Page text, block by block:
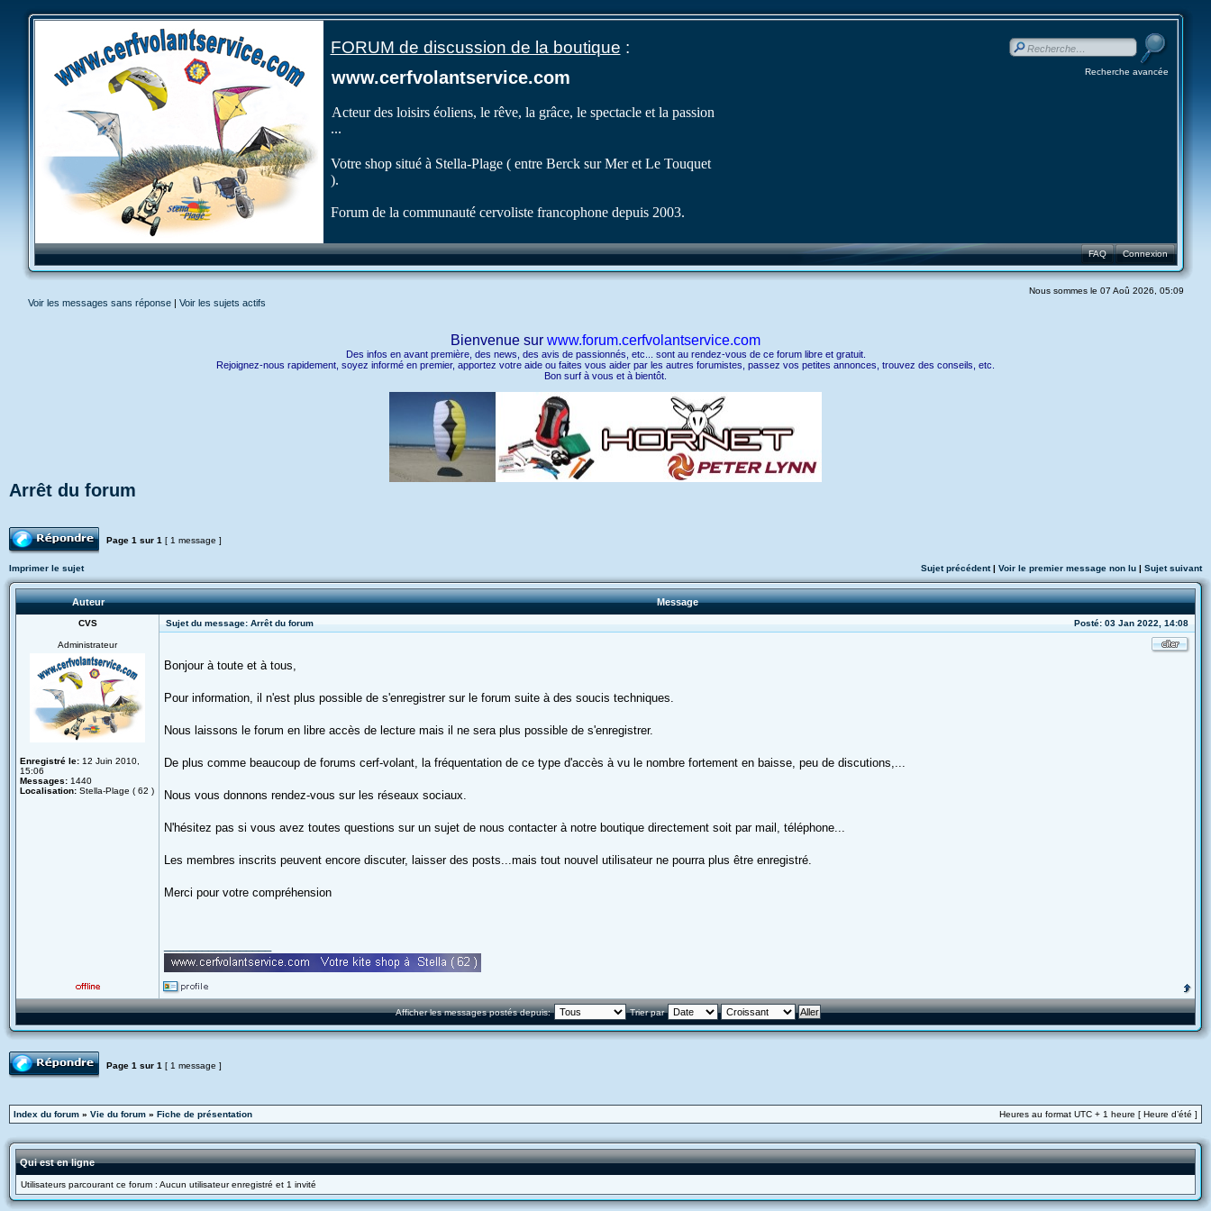
FORUM de discussion de la boutique :
www.cerfvolantservice.com
Acteur des loisirs éoliens, le rêve, la grâce, le spectacle et la passion
...
Votre shop situé à Stella-Plage ( entre Berck sur Mer et Le Touquet
).
Forum de la communauté cervoliste francophone depuis 2003.
Recherche avancée
Connexion
FAQ
Nous sommes le 07 Aoû 2026, 05:09
Voir les messages sans réponse| Voir les sujets actifs
Bienvenue sur www.forum.cerfvolantservice.com
Des infos en avant première, des news, des avis de passionnés, etc... sont au rendez-vous de ce forum libre et gratuit.
Rejoignez-nous rapidement, soyez informé en premier, apportez votre aide ou faites vous aider par les autres forumistes, passez vos petites annonces, trouvez des conseils, etc.
Bon surf à vous et à bientôt.
Arrêt du forum
Répondre
Page 1 sur 1 [ 1 message ]
Imprimer le sujet Sujet précédent| Voir le premier message non lu | Sujet suivant
Auteur Message
CVS Sujet du message: Arrêt du forum Posté: 03 Jan 2022, 14:08
Administrateur
Enregistré le: 12 Juin 2010,
15:06
Messages: 1440
Localisation: Stella-Plage ( 62 )
Bonjour à toute et à tous,
Pour information, il n'est plus possible de s'enregistrer sur le forum suite à des soucis techniques.
Nous laissons le forum en libre accès de lecture mais il ne sera plus possible de s'enregistrer.
De plus comme beaucoup de forums cerf-volant, la fréquentation de ce type d'accès à vu le nombre fortement en baisse, peu de discutions,...
Nous vous donnons rendez-vous sur les réseaux sociaux.
N'hésitez pas si vous avez toutes questions sur un sujet de nous contacter à notre boutique directement soit par mail, téléphone...
Les membres inscrits peuvent encore discuter, laisser des posts...mais tout nouvel utilisateur ne pourra plus être enregistré.
Merci pour votre compréhension
Afficher les messages postés depuis: Trier par
Répondre
Page 1 sur 1 [ 1 message ]
Index du forum » Vie du forum » Fiche de présentation Heures au format UTC + 1 heure [ Heure d’été ]
Qui est en ligne
Utilisateurs parcourant ce forum : Aucun utilisateur enregistré et 1 invité